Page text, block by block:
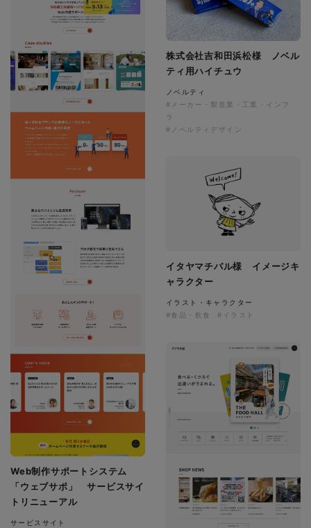
Web制作サポートシステム
「ウェブサポ」 サービスサイ
トリニューアル
サービスサイト
株式会社吉和田浜松様 ノベル
ティ用ハイチュウ
ノベルティ
#メーカー・製造業・工業・インフ
ラ
#ノベルティデザイン
イタヤマチバル様 イメージキ
ャラクター
イラスト・キャラクター
#食品・飲食
#イラスト